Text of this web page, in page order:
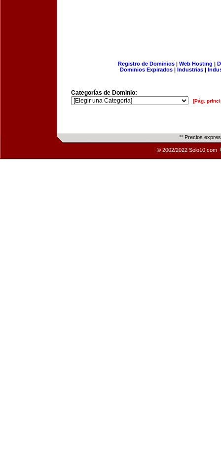
Registro de Dominios| Web Hosting |
Dominios Expirados | Industrias |
Categorías de Dominio:
[Pág.
** Precios
© 2002/2022 Solo10.com